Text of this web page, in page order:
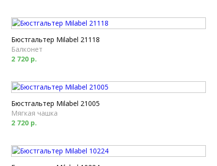
Бюстгальтер Milabel 21118
Балконет
2 720 р.
Бюстгальтер Milabel 21005
Мягкая чашка
2 720 р.